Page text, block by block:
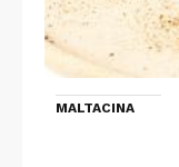
MALTACINA